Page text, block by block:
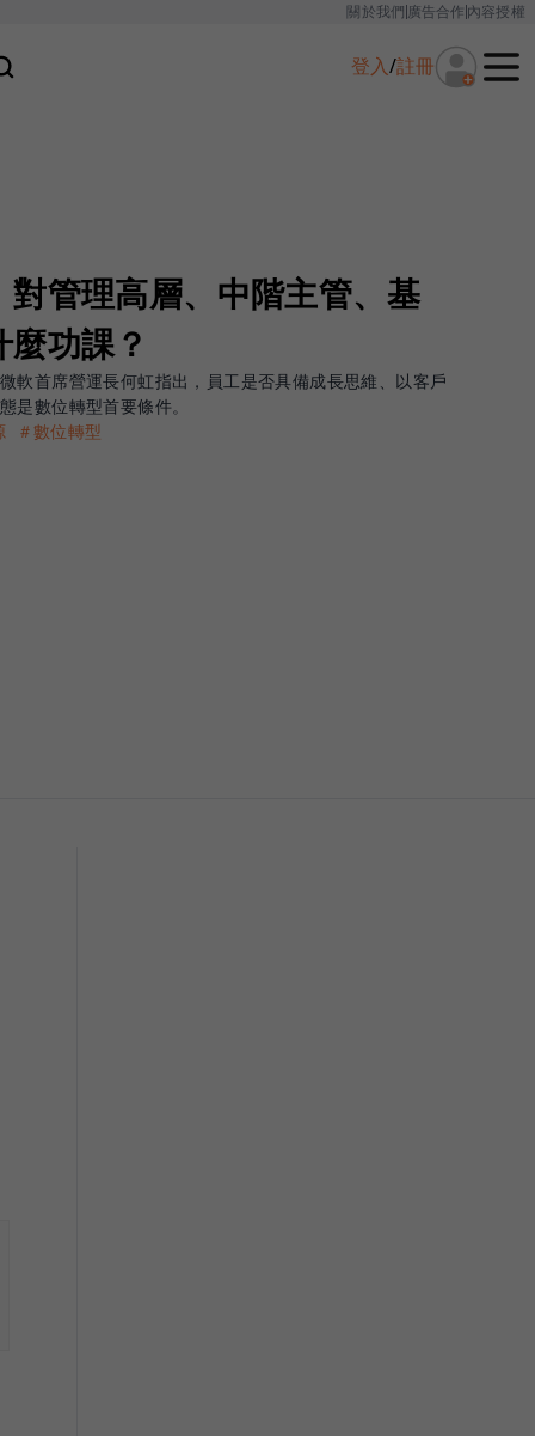
關於我們廣告合作內容授權
登入/註冊
管理高層、中階主管、基
功課？
軟首席營運長何虹指出，員工是否具備成長思維、以客戶
是數位轉型首要條件。
＃數位轉型